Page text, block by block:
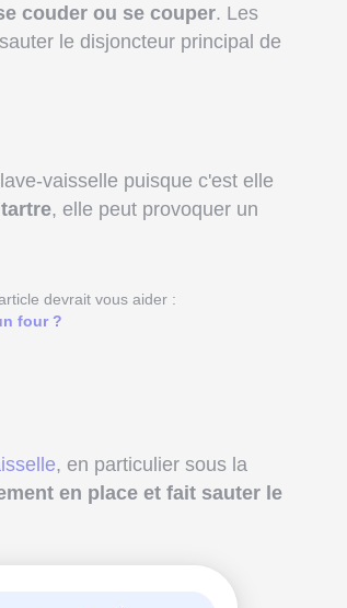
couder ou se couper. Les
le disjoncteur principal de
vaisselle puisque c'est elle
, elle peut provoquer un
devrait vous aider :
four ?
, en particulier sous la
en place et fait sauter le